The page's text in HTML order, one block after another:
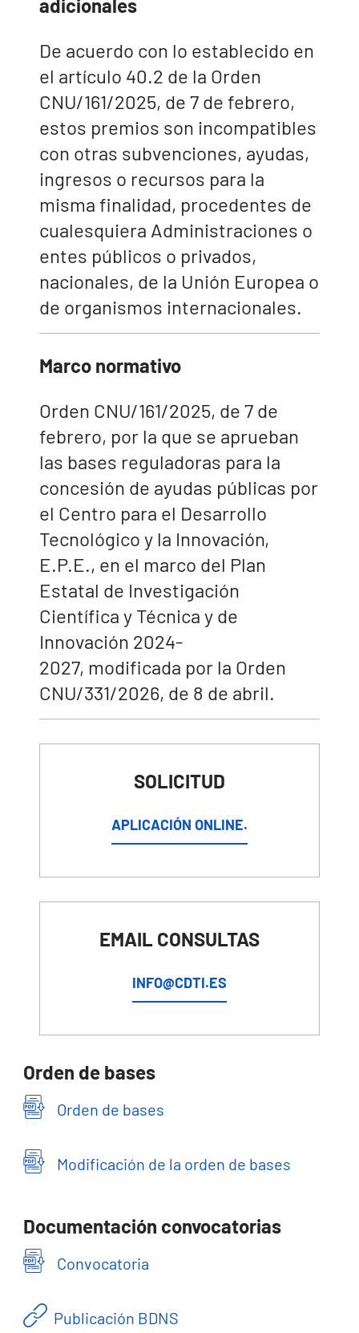
adicionales
De acuerdo con lo establecido en
el artículo 40.2 de la Orden
CNU/161/2025, de 7 de febrero,
estos premios son incompatibles
con otras subvenciones, ayudas,
ingresos o recursos para la
misma finalidad, procedentes de
cualesquiera Administraciones o
entes públicos o privados,
nacionales, de la Unión Europea o
de organismos internacionales.
Marco normativo
Orden CNU/161/2025, de 7 de
febrero, por la que se aprueban
las bases reguladoras para la
concesión de ayudas públicas por
el Centro para el Desarrollo
Tecnológico y la Innovación,
E.P.E., en el marco del Plan
Estatal de Investigación
Científica y Técnica y de
Innovación 2024-
2027, modificada por la Orden
CNU/331/2026, de 8 de abril.
SOLICITUD
APLICACIÓN ONLINE.
EMAIL CONSULTAS
INFO@CDTI.ES
Orden de bases
Orden de bases
Modificación de la orden de bases
Documentación convocatorias
Convocatoria
Publicación BDNS